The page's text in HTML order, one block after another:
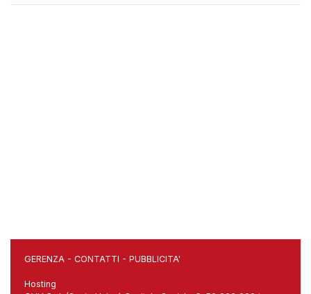
GERENZA - CONTATTI - PUBBLICITA'
Hosting